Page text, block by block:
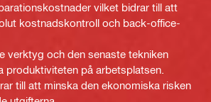
vilket bidrar till att
kostnadskontroll och back-office-
verktyg och den senaste tekniken
produktiviteten på arbetsplatsen.
till att minska den ekonomiska risken